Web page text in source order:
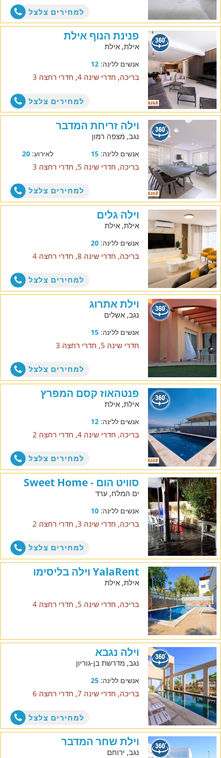
למחירים צלצל
פנינת הנוף אילת
אילת, אילת
אנשים ללינה:12
בריכה, חדרי שינה 4, חדרי רחצה 3
למחירים צלצל
וילה זריחת המדבר
נגב, מצפה רמון
אנשים ללינה:15 לאירוע:20
בריכה, חדרי שינה 5, חדרי רחצה 3
למחירים צלצל
וילה גלים
אילת, אילת
אנשים ללינה:20
בריכה, חדרי שינה 8, חדרי רחצה 4
למחירים צלצל
וילת אתרוג
נגב, אשלים
אנשים ללינה:15
חדרי שינה 5, חדרי רחצה 3
למחירים צלצל
פנטהאוז קסם המפרץ
אילת, אילת
אנשים ללינה:12
בריכה, חדרי שינה 4, חדרי רחצה 2
למחירים צלצל
סוויט הום - Sweet Home
ים המלח, ערד
אנשים ללינה:10
בריכה, חדרי שינה 3, חדרי רחצה 2
למחירים צלצל
YalaRent וילה בליסימו
אילת, אילת
בריכה, חדרי שינה 5, חדרי רחצה 4
וילה נגבא
נגב, מדרשת בן-גוריון
אנשים ללינה:25
בריכה, חדרי שינה 7, חדרי רחצה 6
למחירים צלצל
וילת שחר המדבר
נגב, ירוחם